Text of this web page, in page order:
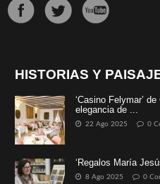
HISTORIAS Y
‘Casino Felymar’
elegancia de ...
22 Ago 2025 0
‘Regalos María
8 Ago 2025 0